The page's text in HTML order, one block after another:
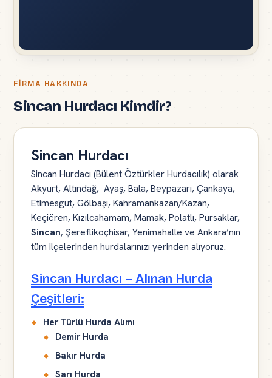
FIRMA HAKKINDA
Sincan Hurdacı Kimdir?
Sincan Hurdacı
Sincan Hurdacı (Bülent Öztürkler Hurdacılık) olarak
Akyurt, Altındağ, Ayaş, Bala, Beypazarı, Çankaya,
Etimesgut, Gölbaşı, Kahramankazan/Kazan,
Keçiören, Kızılcahamam, Mamak, Polatlı, Pursaklar,
Sincan, Şereflikoçhisar, Yenimahalle ve Ankara’nın
tüm ilçelerinden hurdalarınızı yerinden alıyoruz.
Sincan Hurdacı – Alınan Hurda
Çeşitleri:
Her Türlü Hurda Alımı
Demir Hurda
Bakır Hurda
Sarı Hurda